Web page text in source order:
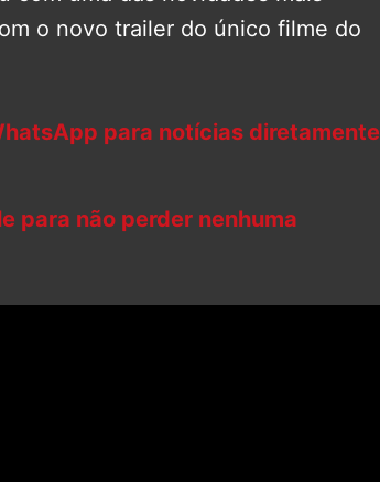
o novo trailer do único filme do
para notícias diretamente
para não perder nenhuma